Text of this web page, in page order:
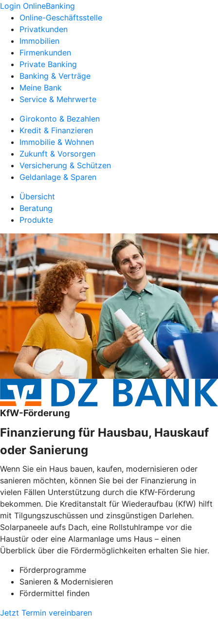
Login OnlineBanking
Online-Geschäftsstelle
Privatkunden
Immobilien
Firmenkunden
Private Banking
Banking & Verträge
Meine Bank
Service & Mehrwerte
Girokonto & Bezahlen
Kredit & Finanzieren
Immobilie & Wohnen
Zukunft & Vorsorgen
Versicherung & Schützen
Geldanlage & Sparen
Übersicht
Beratung
Produkte
KfW-Förderung
Finanzierung für Hausbau, Hauskauf
oder Sanierung
Wenn Sie ein Haus bauen, kaufen, modernisieren oder
sanieren möchten, können Sie bei der Finanzierung in
vielen Fällen Unterstützung durch die KfW-Förderung
bekommen. Die Kreditanstalt für Wiederaufbau (KfW) hilft
mit Tilgungszuschüssen und zinsgünstigen Darlehen.
Solarpaneele aufs Dach, eine Rollstuhlrampe vor die
Haustür oder eine Alarmanlage ums Haus – einen
Überblick über die Fördermöglichkeiten erhalten Sie hier.
Förderprogramme
Sanieren & Modernisieren
Fördermittel finden
Jetzt Termin vereinbaren